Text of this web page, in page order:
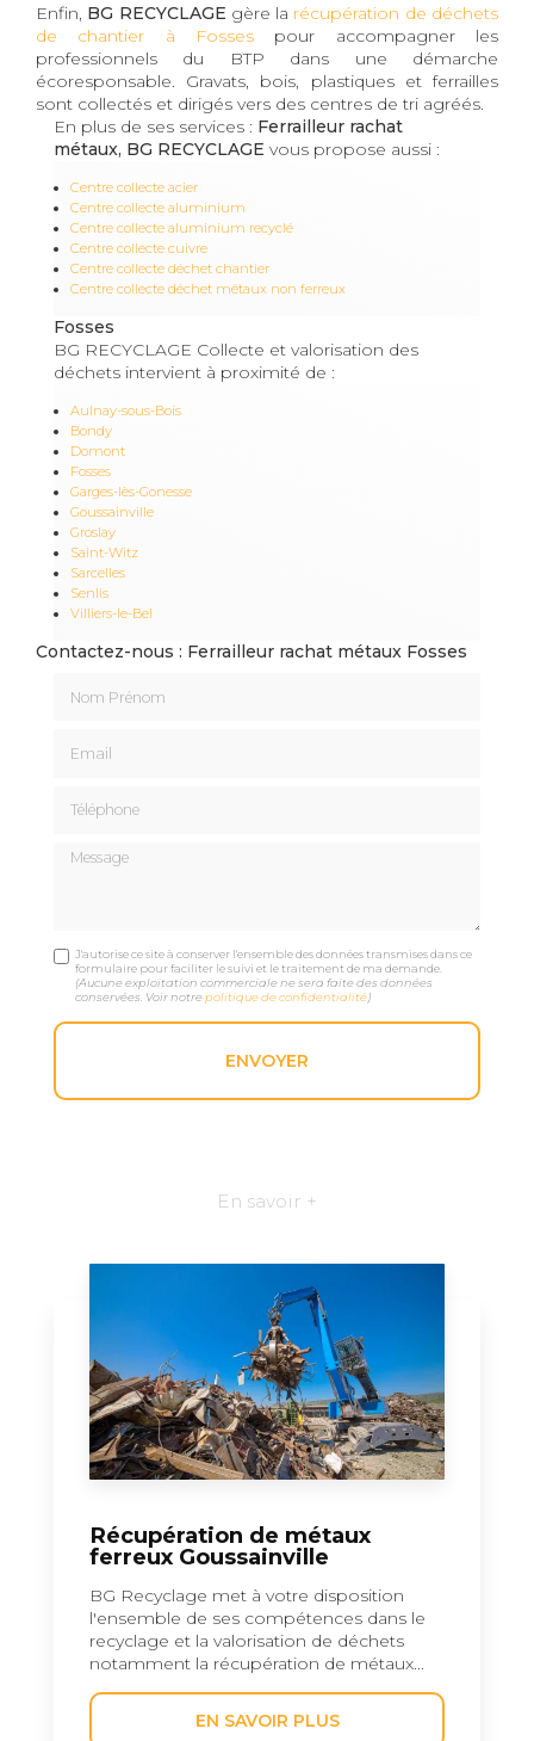
Enfin, BG RECYCLAGE gère la récupération de déchets
de chantier à Fosses pour accompagner les
professionnels du BTP dans une démarche
écoresponsable. Gravats, bois, plastiques et ferrailles
sont collectés et dirigés vers des centres de tri agréés.
En plus de ses services : Ferrailleur rachat
métaux, BG RECYCLAGE vous propose aussi :
Centre collecte acier
Centre collecte aluminium
Centre collecte aluminium recyclé
Centre collecte cuivre
Centre collecte déchet chantier
Centre collecte déchet métaux non ferreux
Fosses
BG RECYCLAGE Collecte et valorisation des
déchets intervient à proximité de :
Aulnay-sous-Bois
Bondy
Domont
Fosses
Garges-lès-Gonesse
Goussainville
Groslay
Saint-Witz
Sarcelles
Senlis
Villiers-le-Bel
Contactez-nous : Ferrailleur rachat métaux Fosses
Message
J'autorise ce site à conserver l'ensemble des données transmises dans ce
formulaire pour faciliter le suivi et le traitement de ma demande.
(Aucune exploitation commerciale ne sera faite des données
conservées. Voir notrepolitique de confidentialité)
En savoir +
Récupération de métaux
ferreux Goussainville
BG Recyclage met à votre disposition
l'ensemble de ses compétences dans le
recyclage et la valorisation de déchets
notamment la récupération de métaux...
EN SAVOIR PLUS